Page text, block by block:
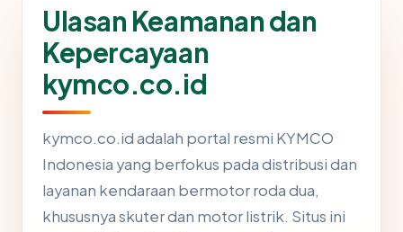
Ulasan Keamanan dan
Kepercayaan
kymco.co.id
kymco.co.id adalah portal resmi KYMCO
Indonesia yang berfokus pada distribusi dan
layanan kendaraan bermotor roda dua,
khususnya skuter dan motor listrik. Situs ini